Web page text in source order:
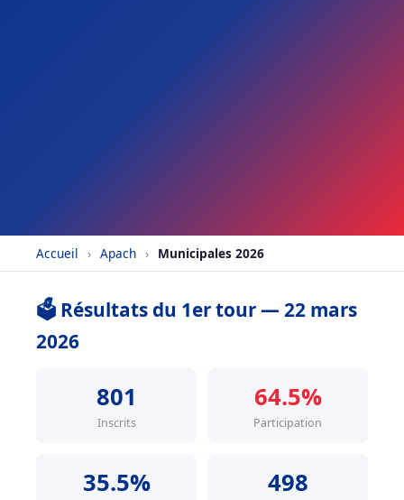
Accueil › Apach › Municipales 2026
🗳️ Résultats du 1er tour — 22 mars
2026
801
Inscrits
64.5%
Participation
35.5% 498